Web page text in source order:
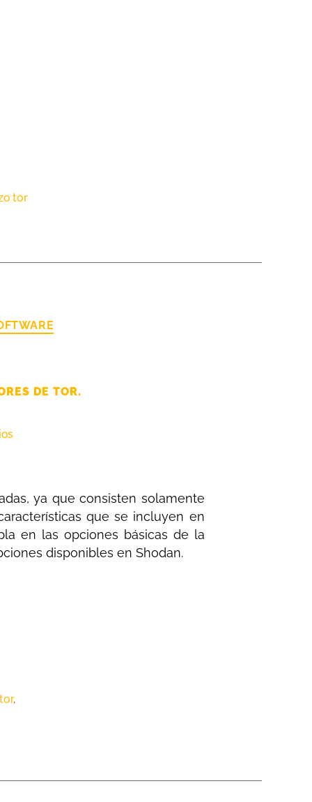
tor
DE TOR.
ya que consisten solamente
que se incluyen en
en las opciones básicas de la
disponibles en Shodan.
,